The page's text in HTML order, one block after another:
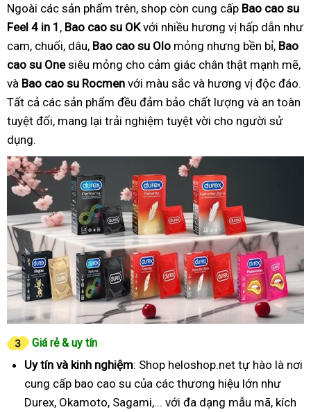
Ngoài các sản phẩm trên, shop còn cung cấp Bao cao su
Feel 4 in 1 , Bao cao su OKvới nhiều hương vị hấp dẫn như
cam, chuối, dâu, Bao cao su Olo mỏng nhưng bền bỉ, Bao
cao su Onesiêu mỏng cho cảm giác chân thật mạnh mẽ,
và Bao cao su Rocmen với màu sắc và hương vị độc đáo.
Tất cả các sản phẩm đều đảm bảo chất lượng và an toàn
tuyệt đối, mang lại trải nghiệm tuyệt vời cho người sử
dụng.
Giá rẻ & uy tín
Uy tín và kinh nghiệm: Shop heloshop.net tự hào là nơi
cung cấp bao cao su của các thương hiệu lớn như
Durex, Okamoto, Sagami,... với đa dạng mẫu mã, kích